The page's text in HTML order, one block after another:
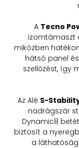
A Tecno
izomtámaszt
miközben
hátsó panel
szellőzést, így
Az Alé S-
nadrágszár
Dynamic8
biztosít a
a